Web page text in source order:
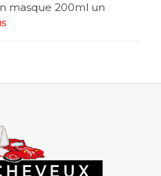
masque 200ml un